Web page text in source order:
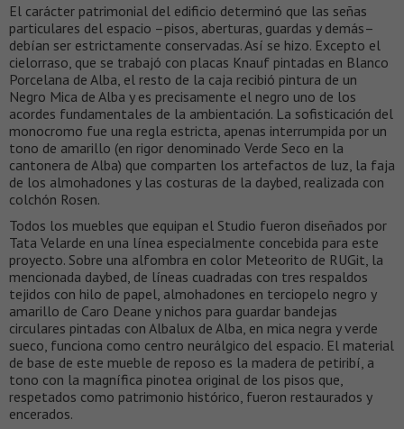
El carácter patrimonial del edificio determinó que las señas
particulares del espacio –pisos, aberturas, guardas y demás–
debían ser estrictamente conservadas. Así se hizo. Excepto el
cielorraso, que se trabajó con placas Knauf pintadas en Blanco
Porcelana de Alba, el resto de la caja recibió pintura de un
Negro Mica de Alba y es precisamente el negro uno de los
acordes fundamentales de la ambientación. La sofisticación del
monocromo fue una regla estricta, apenas interrumpida por un
tono de amarillo (en rigor denominado Verde Seco en la
cantonera de Alba) que comparten los artefactos de luz, la faja
de los almohadones y las costuras de la daybed, realizada con
colchón Rosen.
Todos los muebles que equipan el Studio fueron diseñados por
Tata Velarde en una línea especialmente concebida para este
proyecto. Sobre una alfombra en color Meteorito de RUGit, la
mencionada daybed, de líneas cuadradas con tres respaldos
tejidos con hilo de papel, almohadones en terciopelo negro y
amarillo de Caro Deane y nichos para guardar bandejas
circulares pintadas con Albalux de Alba, en mica negra y verde
sueco, funciona como centro neurálgico del espacio. El material
de base de este mueble de reposo es la madera de petiribí, a
tono con la magnífica pinotea original de los pisos que,
respetados como patrimonio histórico, fueron restaurados y
encerados.